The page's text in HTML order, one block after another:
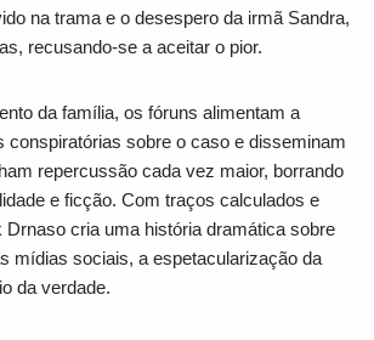
na trama e o desespero da irmã Sandra,
recusando-se a aceitar o pior.
da família, os fóruns alimentam a
conspiratórias sobre o caso e disseminam
repercussão cada vez maior, borrando
e ficção. Com traços calculados e
Drnaso cria uma história dramática sobre
mídias sociais, a espetacularização da
da verdade.